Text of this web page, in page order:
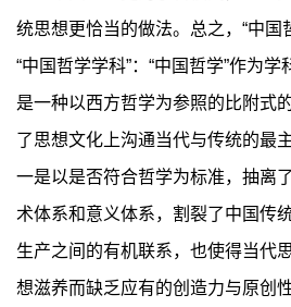
统思想更恰当的做法。总之，“中国
“中国哲学学科”：“中国哲学”作为
是一种以西方哲学为参照的比附式
了思想文化上沟通当代与传统的最
一是以是否符合哲学为标准，抽离
术体系和意义体系，割裂了中国传
生产之间的有机联系，也使得当代
想滋养而缺乏应有的创造力与原创